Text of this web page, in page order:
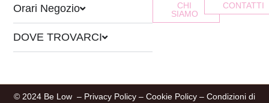
Orari Negozio
DOVE TROVARCI
CHI
SIAMO
CONTATTI
© 2024 Be Low – Privacy Policy – Cookie Policy – Condizioni di